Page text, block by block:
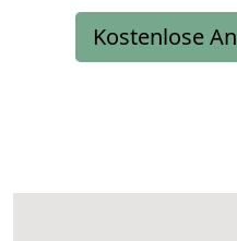
Kostenlose